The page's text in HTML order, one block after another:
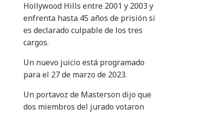
Hollywood Hills entre 2001 y 2003 y
enfrenta hasta 45 años de prisión si
es declarado culpable de los tres
cargos.
Un nuevo juicio está programado
para el 27 de marzo de 2023.
Un portavoz de Masterson dijo que
dos miembros del jurado votaron